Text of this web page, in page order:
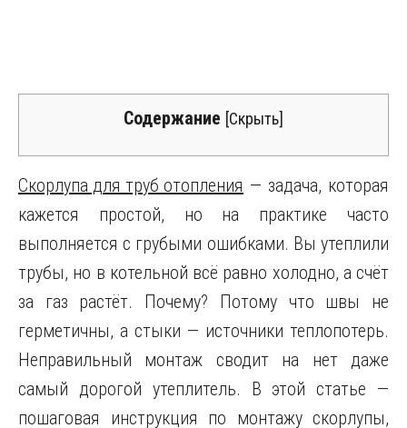
Содержание [Скрыть]
Скорлупа для труб отопления — задача, которая
кажется простой, но на практике часто
выполняется с грубыми ошибками. Вы утеплили
трубы, но в котельной всё равно холодно, а счёт
за газ растёт. Почему? Потому что швы не
герметичны, а стыки — источники теплопотерь.
Неправильный монтаж сводит на нет даже
самый дорогой утеплитель. В этой статье —
пошаговая инструкция по монтажу скорлупы,